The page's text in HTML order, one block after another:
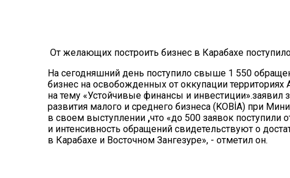
От желающих построить бизнес в Карабахе
На сегодняшний день поступило свыше 1 550
бизнес на освобожденных от оккупации
на тему «Устойчивые финансы и инвестиции».заявил
развития малого и среднего бизнеса (KOBİA) при
в своем выступлении,что «до 500 заявок поступили
и интенсивность обращений свидетельствуют о
в Карабахе и Восточном Зангезуре», - отметил он.